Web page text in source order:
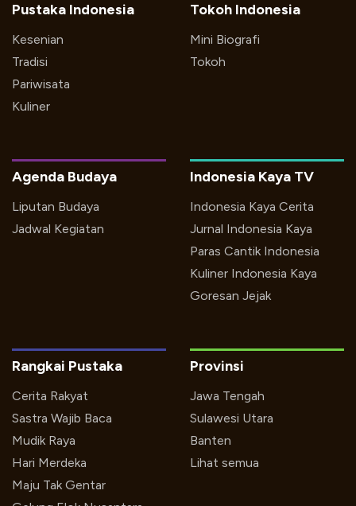
Pustaka Indonesia
Kesenian
Tradisi
Pariwisata
Kuliner
Tokoh Indonesia
Mini Biografi
Tokoh
Indonesia Kaya TV
Indonesia Kaya Cerita
Jurnal Indonesia Kaya
Paras Cantik Indonesia
Kuliner Indonesia Kaya
Goresan Jejak
Agenda Budaya
Liputan Budaya
Jadwal Kegiatan
Rangkai Pustaka
Cerita Rakyat
Sastra Wajib Baca
Mudik Raya
Hari Merdeka
Maju Tak Gentar
Provinsi
Jawa Tengah
Sulawesi Utara
Banten
Lihat semua